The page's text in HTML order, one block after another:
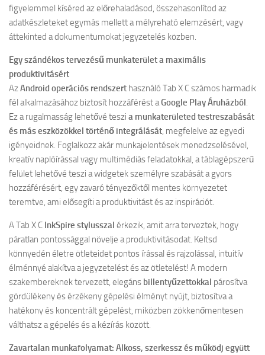
figyelemmel kíséred az előrehaladásod, összehasonlítod az
adatkészleteket egymás mellett a mélyreható elemzésért, vagy
áttekinted a dokumentumokat jegyzetelés közben.
Egy szándékos tervezésű munkaterület a maximális
produktivitásért
AzAndroid operációs rendszert használó Tab X C számos harmadik
fél alkalmazásához biztosít hozzáférést aGoogle Play Áruházból.
Ez a rugalmasság lehetővé teszi a munkaterületed testreszabását
és más eszközökkel történő integrálását, megfelelve az egyedi
igényeidnek. Foglalkozz akár munkajelentések menedzselésével,
kreatív naplóírással vagy multimédiás feladatokkal, a táblagépszerű
felület lehetővé teszi a widgetek személyre szabását a gyors
hozzáférésért, egy zavaró tényezőktől mentes környezetet
teremtve, ami elősegíti a produktivitást és az inspirációt.
A Tab X C InkSpire stylusszal érkezik, amit arra terveztek, hogy
páratlan pontossággal növelje a produktivitásodat. Keltsd
könnyedén életre ötleteidet pontos írással és rajzolással, intuitív
élménnyé alakítva a jegyzetelést és az ötletelést! A modern
szakembereknek tervezett, elegáns billentyűzettokkal párosítva
gördülékeny és érzékeny gépelési élményt nyújt, biztosítva a
hatékony és koncentrált gépelést, miközben zökkenőmentesen
válthatsz a gépelés és a kézírás között.
Zavartalan munkafolyamat: Alkoss, szerkessz és működj együtt